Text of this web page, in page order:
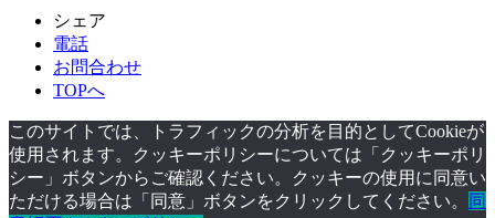
シェア
電話
お問合わせ
TOPへ
このサイトでは、トラフィックの分析を目的としてCookieが
使用されます。クッキーポリシーについては「クッキーポリ
シー」ボタンからご確認ください。クッキーの使用に同意い
ただける場合は「同意」ボタンをクリックしてください。
同